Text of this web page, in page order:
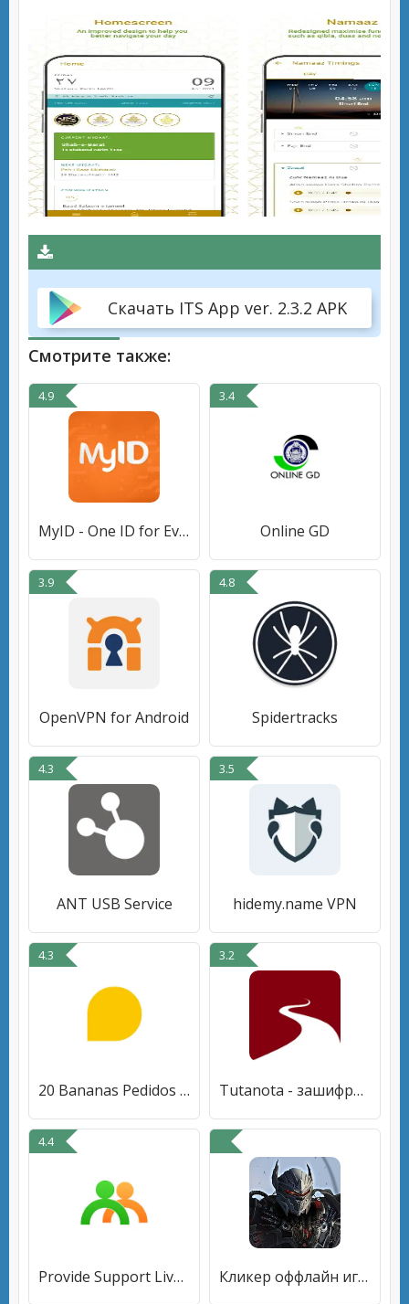
Скачать ITS App ver. 2.3.2 APK
Смотрите также:
4.9
MyID - One ID for Everything
3.4
Online GD
3.9
OpenVPN for Android
4.8
Spidertracks
4.3
ANT USB Service
3.5
hidemy.name VPN
4.3
20 Bananas Pedidos Clientes
3.2
Tutanota - зашифрованная почта
4.4
Provide Support Live Chat Кликер оффлайн игры без интернета: Эволюция Герои